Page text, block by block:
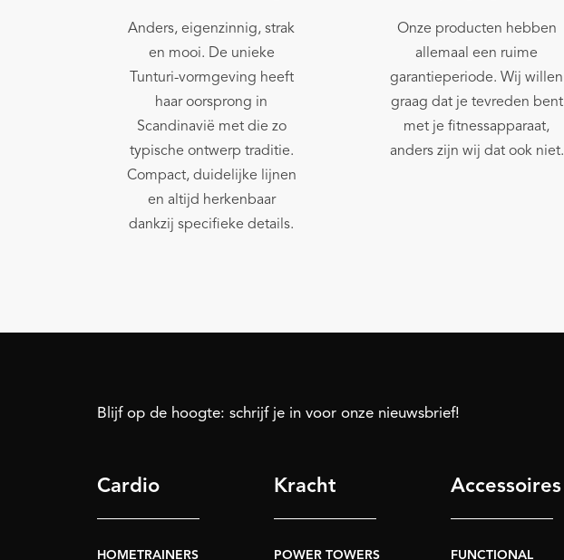
Anders, eigenzinnig, strak
en mooi. De unieke
Tunturi-vormgeving heeft
haar oorsprong in
Scandinavië met die zo
typische ontwerp traditie.
Compact, duidelijke lijnen
en altijd herkenbaar
dankzij specifieke details.
Onze producten hebben
allemaal een ruime
garantieperiode. Wij willen
graag dat je tevreden bent
met je fitnessapparaat,
anders zijn wij dat ook niet.
Blijf op de hoogte: schrijf je in voor onze nieuwsbrief!
Cardio
HOMETRAINERS
Kracht
POWER TOWERS
Accessoires
FUNCTIONAL